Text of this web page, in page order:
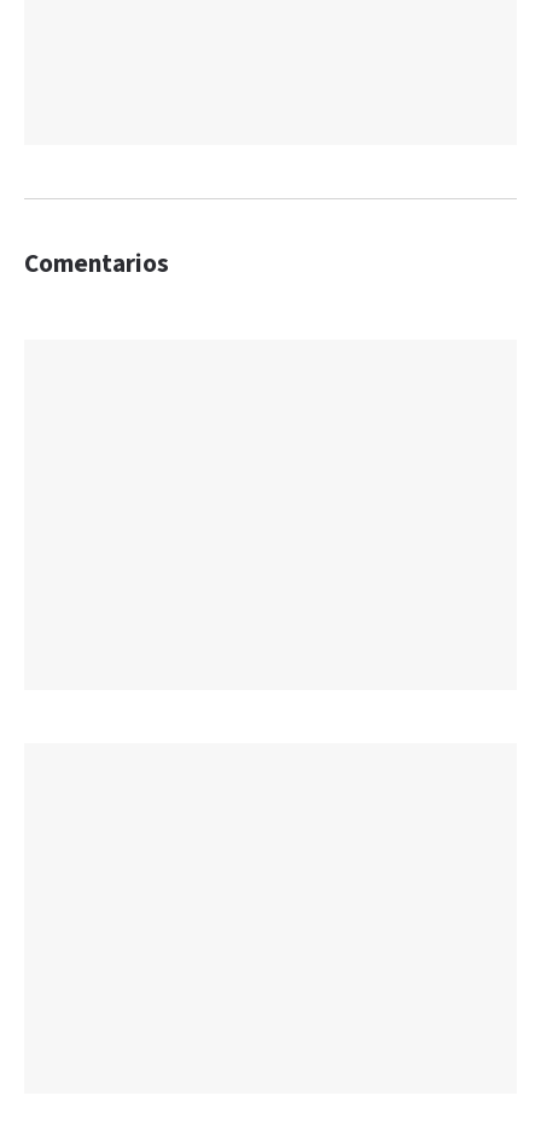
Comentarios